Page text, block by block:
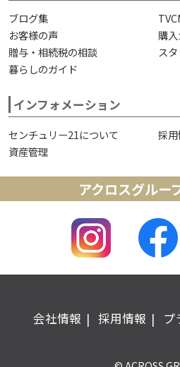
ブログ集
お客様の声
購
贈与・相続税の相談
ス
暮らしのガイド
インフォメーション
センチュリー21について
採
資産管理
アクロスグルー
会社情報 採用情報 プ